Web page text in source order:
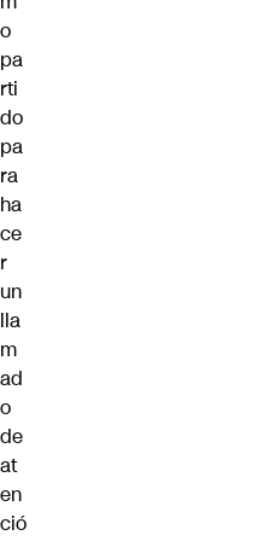
o
pa
rti
do
pa
ra
ha
ce
r
un
lla
m
ad
o
de
at
en
ció